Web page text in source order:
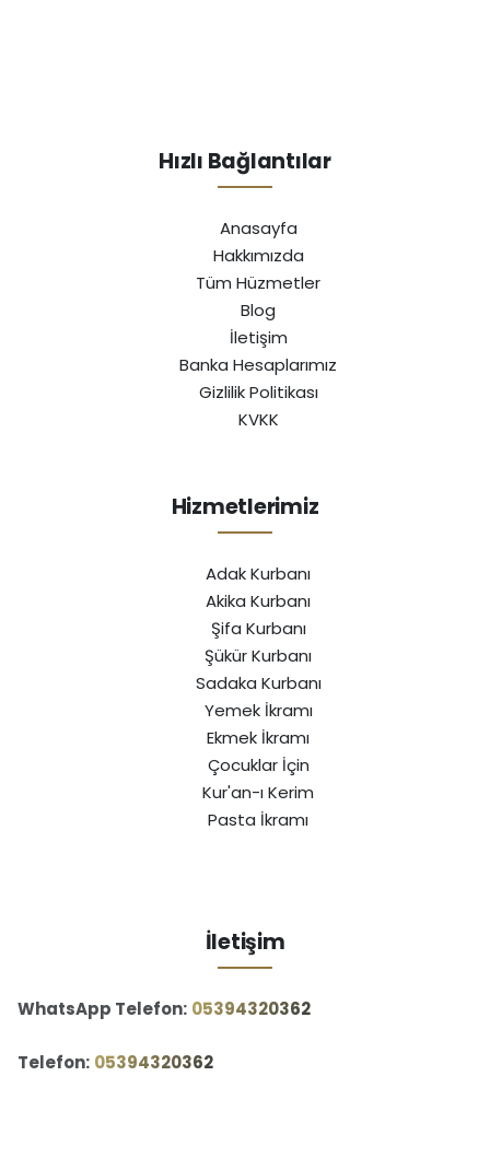
Hızlı Bağlantılar
Anasayfa
Hakkımızda
Tüm Hüzmetler
Blog
İletişim
Banka Hesaplarımız
Gizlilik Politikası
KVKK
Hizmetlerimiz
Adak Kurbanı
Akika Kurbanı
Şifa Kurbanı
Şükür Kurbanı
Sadaka Kurbanı
Yemek İkramı
Ekmek İkramı
Çocuklar İçin
Kur'an-ı Kerim
Pasta İkramı
İletişim
WhatsApp Telefon: ‪05394320362‬
Telefon: ‪05394320362‬